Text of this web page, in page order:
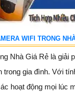
WIFI TRONG
Nhà Giá Rẻ là giải
trong gia đình. Với
hoạt động mọi lúc